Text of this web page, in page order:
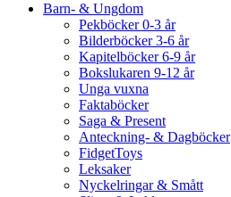
Barn- & Ungdom
Pekböcker 0-3 år
Bilderböcker 3-6 år
Kapitelböcker 6-9 år
Bokslukaren 9-12 år
Unga vuxna
Faktaböcker
Saga & Present
Anteckning- & Dagböcker
FidgetToys
Leksaker
Nyckelringar & Smått